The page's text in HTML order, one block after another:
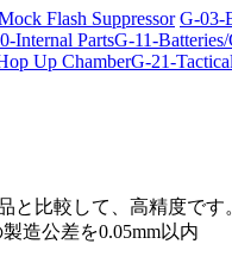
Flash Suppressor G-03-
Internal PartsG-11-
Up ChamberG-21-
と比較して、高精度です
造公差を0.05mm以内